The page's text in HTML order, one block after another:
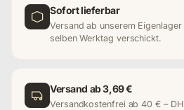
Sofort lieferbar
Versand ab unserem
selben Werktag verschickt.
Versand ab 3,69 €
Versandkostenfrei ab 40 € –